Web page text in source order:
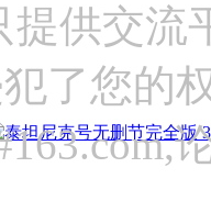
提供交流
了您的